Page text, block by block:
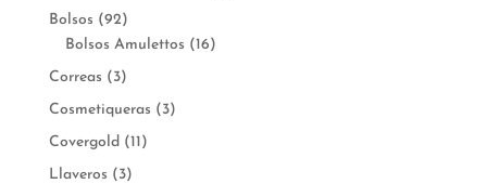
Bolsos (92)
Bolsos Amulettos (16)
Correas (3)
Cosmetiqueras (3)
Covergold (11)
Llaveros (3)